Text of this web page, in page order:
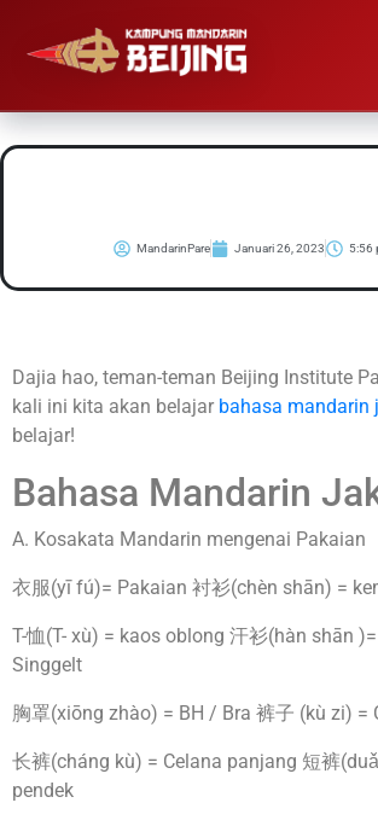
#Belajar
Mandarin
MandarinPare Januari 26, 2023 5:56
Dajia hao, teman-teman Beijing Institute
kali ini kita akan belajar bahasa mandarin
belajar!
Bahasa Mandarin
A. Kosakata Mandarin mengenai Pakaian
衣服(yī fú)= Pakaian 衬衫(chèn shān) =
T-恤(T- xù) = kaos oblong 汗衫(hàn shān
Singgelt
胸罩(xiōng zhào) = BH / Bra 裤子 (kù zi) =
长裤(cháng kù) = Celana panjang 短裤
pendek